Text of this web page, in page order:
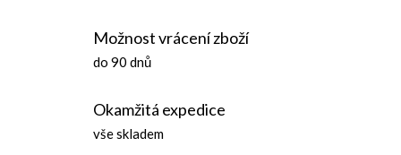
Možnost vrácení zboží
do 90 dnů
Okamžitá expedice
vše skladem